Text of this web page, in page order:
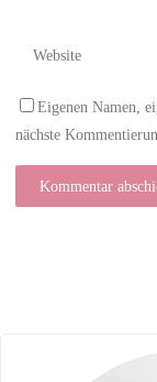
Eigenen Namen,
nächste